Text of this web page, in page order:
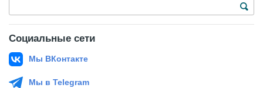
Социальные сети
Мы ВКонтакте
Мы в Telegram